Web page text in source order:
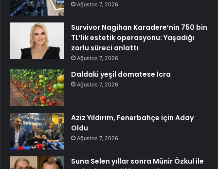
Ağustos 7, 2026
Survivor Nagihan Karadere’nin 750 bin
TL’lik estetik operasyonu: Yaşadığı
zorlu süreci anlattı
Ağustos 7, 2026
Daldaki yeşil domatese İcra
Ağustos 7, 2026
Aziz Yıldırım, Fenerbahçe için Aday
Oldu
Ağustos 7, 2026
Suna Selen yıllar sonra Münir Özkul ile